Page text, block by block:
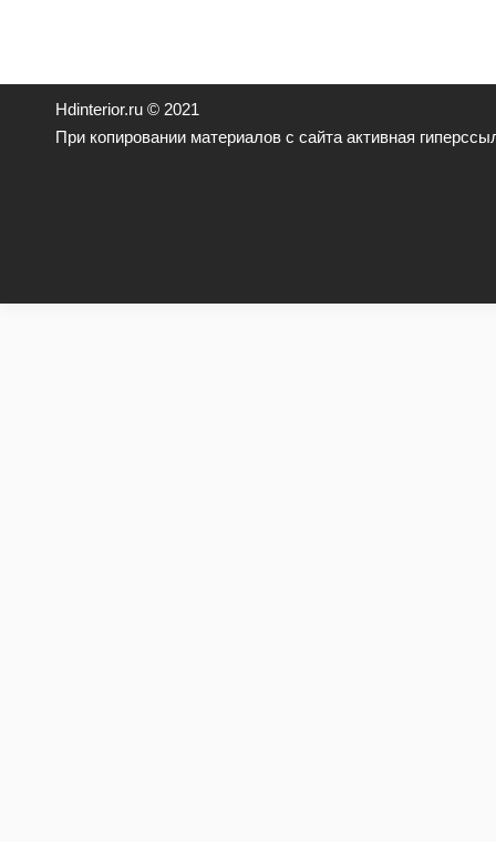
Hdinterior.ru © 2021
При копировании материалов с сайта активная